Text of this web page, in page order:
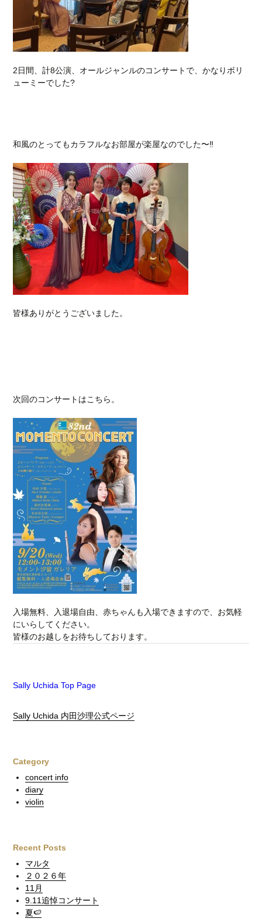
2日間、計8公演、オールジャンルのコンサートで、かなりボリ
ューミーでした?
和風のとってもカラフルなお部屋が楽屋なのでした〜‼︎
皆様ありがとうございました。
次回のコンサートはこちら。
入場無料、入退場自由、赤ちゃんも入場できますので、お気軽
にいらしてください。
皆様のお越しをお待ちしております。
Sally Uchida Top Page
Sally Uchida 内田沙理公式ページ
Category
concert info
diary
violin
Recent Posts
マルタ
２０２６年
11月
9.11追悼コンサート
夏🍉